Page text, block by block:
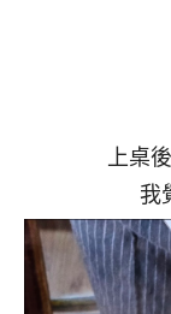
上桌
我